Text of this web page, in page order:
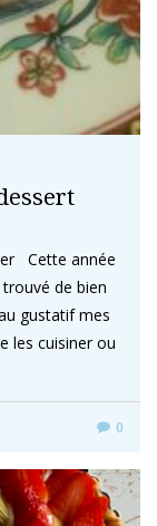
Cette année
de bien
gustatif mes
les cuisiner ou
0